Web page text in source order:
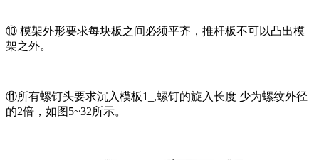
⑩ 模架外形要求每块板之间必须平齐，推杆板不可以凸出模
架之外。
⑪所有螺钉头要求沉入模板1_,螺钉的旋入长度 少为螺纹外径
的2倍，如图5~32所示。